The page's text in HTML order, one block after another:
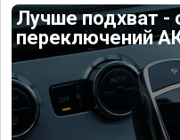
Лучше подхват -
переключений